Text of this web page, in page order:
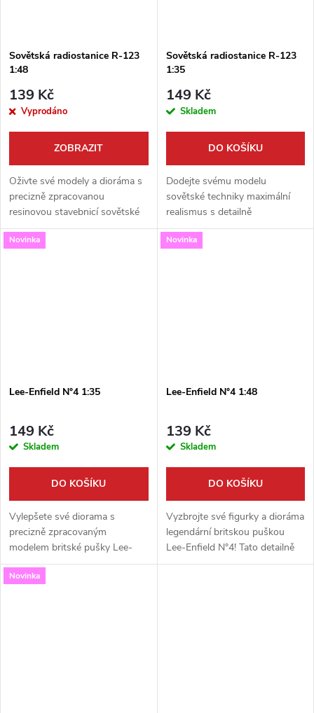
Sovětská radiostanice R-123
1:48
139 Kč
Vyprodáno
ZOBRAZIT
Oživte své modely a dioráma s
precizně zpracovanou
resinovou stavebnicí sovětské
radiostanice R-123. Tento
detailní model v měřítku 1:48
Sovětská radiostanice R-123
1:35
149 Kč
Skladem
DO KOŠÍKU
Dodejte svému modelu
sovětské techniky maximální
realismus s detailně
zpracovanou radiostanicí R-
123 od značky Firma49. Tato
Novinka
Lee-Enfield N°4 1:35
149 Kč
Skladem
DO KOŠÍKU
Vylepšete své diorama s
precizně zpracovaným
modelem britské pušky Lee-
Enfield N°4 v měřítku 1:35 od
výrobce Firma49. Tento detailní
Novinka
Lee-Enfield N°4 1:48
139 Kč
Skladem
DO KOŠÍKU
Vyzbrojte své figurky a dioráma
legendární britskou puškou
Lee-Enfield N°4! Tato detailně
zpracovaná stavebnice v
Novinka